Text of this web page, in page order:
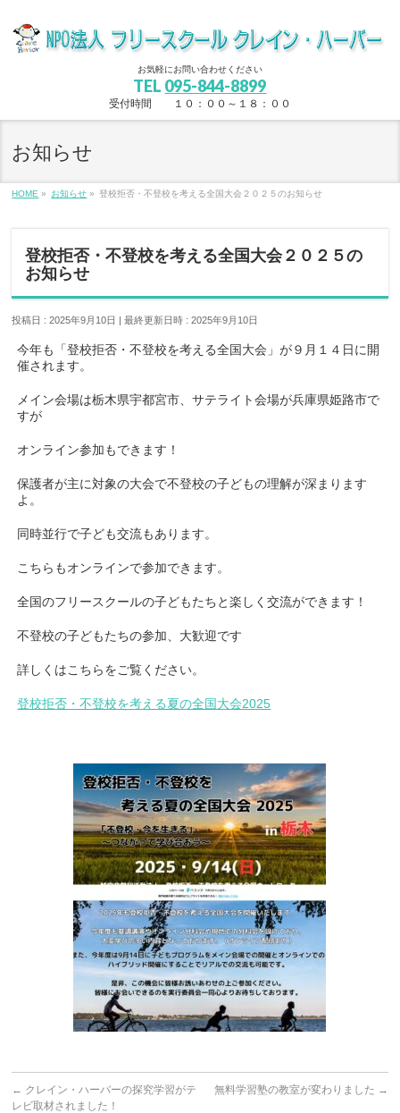
お気軽にお問い合わせください
TEL 095-844-8899
受付時間 １０：００～１８：００
お知らせ
HOME » お知らせ » 登校拒否・不登校を考える全国大会２０２５のお知らせ
登校拒否・不登校を考える全国大会２０２５の
お知らせ
投稿日 : 2025年9月10日 最終更新日時 : 2025年9月10日
今年も「登校拒否・不登校を考える全国大会」が９月１４日に開
催されます。
メイン会場は栃木県宇都宮市、サテライト会場が兵庫県姫路市で
すが
オンライン参加もできます！
保護者が主に対象の大会で不登校の子どもの理解が深まります
よ。
同時並行で子ども交流もあります。
こちらもオンラインで参加できます。
全国のフリースクールの子どもたちと楽しく交流ができます！
不登校の子どもたちの参加、大歓迎です
詳しくはこちらをご覧ください。
登校拒否・不登校を考える夏の全国大会2025
← クレイン・ハーバーの探究学習がテ
レビ取材されました！
無料学習塾の教室が変わりました →